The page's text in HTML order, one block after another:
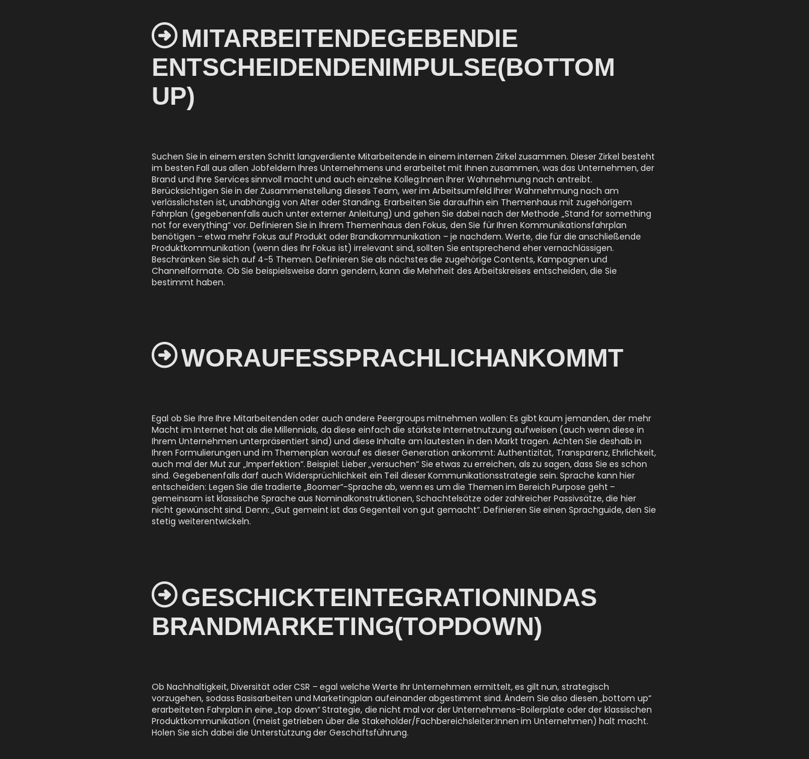
MITARBEITENDE GEBEN DIE
ENTSCHEIDENDEN IMPULSE (BOTTOM
UP)
Suchen Sie in einem ersten Schritt langverdiente Mitarbeitende in einem internen Zirkel zusammen. Dieser Zirkel besteht
im besten Fall aus allen Jobfeldern Ihres Unternehmens und erarbeitet mit Ihnen zusammen, was das Unternehmen, der
Brand und Ihre Services sinnvoll macht und auch einzelne Kolleg:Innen Ihrer Wahrnehmung nach antreibt.
Berücksichtigen Sie in der Zusammenstellung dieses Team, wer im Arbeitsumfeld Ihrer Wahrnehmung nach am
verlässlichsten ist, unabhängig von Alter oder Standing. Erarbeiten Sie daraufhin ein Themenhaus mit zugehörigem
Fahrplan (gegebenenfalls auch unter externer Anleitung) und gehen Sie dabei nach der Methode „Stand for something
not for everything“ vor. Definieren Sie in Ihrem Themenhaus den Fokus, den Sie für Ihren Kommunikationsfahrplan
benötigen – etwa mehr Fokus auf Produkt oder Brandkommunikation – je nachdem. Werte, die für die anschließende
Produktkommunikation (wenn dies Ihr Fokus ist) irrelevant sind, sollten Sie entsprechend eher vernachlässigen.
Beschränken Sie sich auf 4-5 Themen. Definieren Sie als nächstes die zugehörige Contents, Kampagnen und
Channelformate. Ob Sie beispielsweise dann gendern, kann die Mehrheit des Arbeitskreises entscheiden, die Sie
bestimmt haben.
WORAUF ES SPRACHLICH ANKOMMT
Egal ob Sie Ihre Ihre Mitarbeitenden oder auch andere Peergroups mitnehmen wollen: Es gibt kaum jemanden, der mehr
Macht im Internet hat als die Millennials, da diese einfach die stärkste Internetnutzung aufweisen (auch wenn diese in
Ihrem Unternehmen unterpräsentiert sind) und diese Inhalte am lautesten in den Markt tragen. Achten Sie deshalb in
Ihren Formulierungen und im Themenplan worauf es dieser Generation ankommt: Authentizität, Transparenz, Ehrlichkeit,
auch mal der Mut zur „Imperfektion“. Beispiel: Lieber „versuchen“ Sie etwas zu erreichen, als zu sagen, dass Sie es schon
sind. Gegebenenfalls darf auch Widersprüchlichkeit ein Teil dieser Kommunikationsstrategie sein. Sprache kann hier
entscheiden: Legen Sie die tradierte „Boomer“-Sprache ab, wenn es um die Themen im Bereich Purpose geht –
gemeinsam ist klassische Sprache aus Nominalkonstruktionen, Schachtelsätze oder zahlreicher Passivsätze, die hier
nicht gewünscht sind. Denn: „Gut gemeint ist das Gegenteil von gut gemacht“. Definieren Sie einen Sprachguide, den Sie
stetig weiterentwickeln.
GESCHICKTE INTEGRATION IN DAS
BRANDMARKETING (TOP DOWN)
Ob Nachhaltigkeit, Diversität oder CSR – egal welche Werte Ihr Unternehmen ermittelt, es gilt nun, strategisch
vorzugehen, sodass Basisarbeiten und Marketingplan aufeinander abgestimmt sind. Ändern Sie also diesen „bottom up“
erarbeiteten Fahrplan in eine „top down“ Strategie, die nicht mal vor der Unternehmens-Boilerplate oder der klassischen
Produktkommunikation (meist getrieben über die Stakeholder/Fachbereichsleiter:Innen im Unternehmen) halt macht.
Holen Sie sich dabei die Unterstützung der Geschäftsführung.